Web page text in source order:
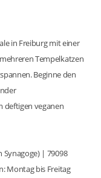
in Freiburg mit einer
Tempelkatzen
Beginne den
deftigen veganen
Synagoge) | 79098
Montag bis Freitag